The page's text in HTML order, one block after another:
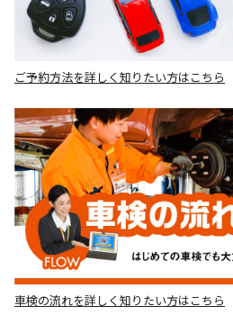
ご予約方法を詳しく知りたい方はこちら
車検の流れを詳しく知りたい方はこちら